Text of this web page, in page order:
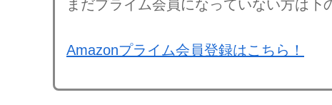
まだプライム会員になっていない方は下
Amazonプライム会員登録はこちら！